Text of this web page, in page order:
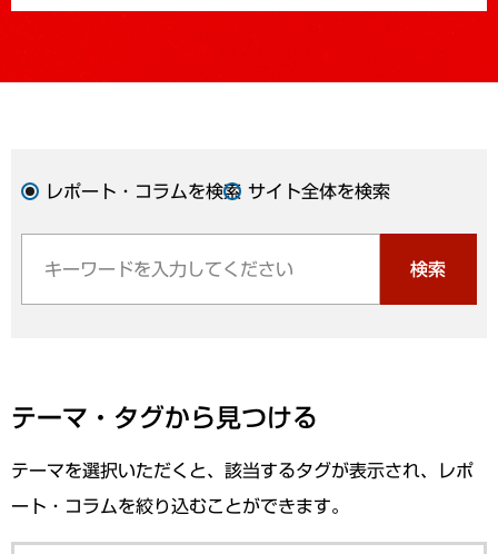
レポート・コラムを検索 サイト全体を検索
検索
テーマ・タグから見つける
テーマを選択いただくと、該当するタグが表示され、レポ
ート・コラムを絞り込むことができます。